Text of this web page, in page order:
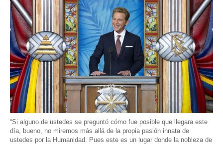
“Si alguno de ustedes se preguntó cómo fue posible que llegara este
día, bueno, no miremos más allá de la propia pasión innata de
ustedes por la Humanidad. Pues este es un lugar donde la nobleza de